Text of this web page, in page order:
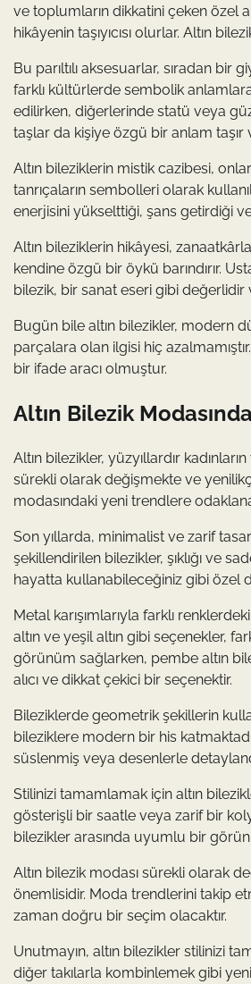
ve toplumların dikkatini çeken özel
hikâyenin taşıyıcısı olurlar. Altın
Bu parıltılı aksesuarlar, sıradan bir
farklı kültürlerde sembolik
edilirken, diğerlerinde statü veya
taşlar da kişiye özgü bir anlam taşır
Altın bileziklerin mistik cazibesi,
tanrıçaların sembolleri olarak
enerjisini yükselttiği, şans getirdiği
Altın bileziklerin hikâyesi,
kendine özgü bir öykü barındırır.
bilezik, bir sanat eseri gibi değerlidir
Bugün bile altın bilezikler, modern
parçalara olan ilgisi hiç
bir ifade aracı olmuştur.
Altın Bilezik
Altın bilezikler, yüzyıllardır
sürekli olarak değişmekte ve
modasındaki yeni trendlere
Son yıllarda, minimalist ve zarif
şekillendirilen bilezikler, şıklığı ve
hayatta kullanabileceğiniz gibi özel
Metal karışımlarıyla farklı
altın ve yeşil altın gibi seçenekler,
görünüm sağlarken, pembe altın
alıcı ve dikkat çekici bir seçenektir.
Bileziklerde geometrik şekillerin
bileziklere modern bir his
süslenmiş veya desenlerle
Stilinizi tamamlamak için altın
gösterişli bir saatle veya zarif bir
bilezikler arasında uyumlu bir
Altın bilezik modası sürekli olarak
önemlisidir. Moda trendlerini takip
zaman doğru bir seçim olacaktır.
Unutmayın, altın bilezikler stilinizi
diğer takılarla kombinlemek gibi